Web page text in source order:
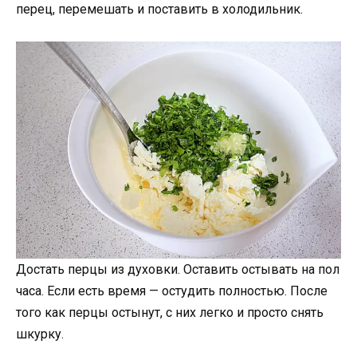
перец, перемешать и поставить в холодильник.
Достать перцы из духовки. Оставить остывать на пол
часа. Если есть время — остудить полностью. После
того как перцы остынут, с них легко и просто снять
шкурку.